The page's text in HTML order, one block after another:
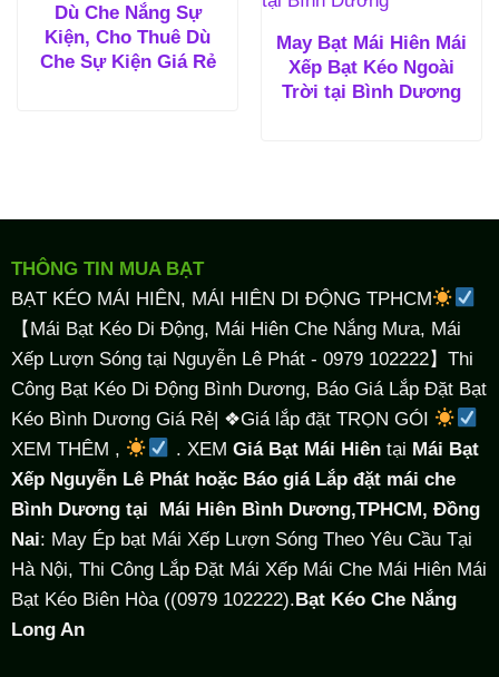
Dù Che Nắng Sự
Kiện, Cho Thuê Dù
Che Sự Kiện Giá Rẻ
May Bạt Mái Hiên Mái
Xếp Bạt Kéo Ngoài
Trời tại Bình Dương
THÔNG TIN MUA BẠT
BẠT KÉO MÁI HIÊN, MÁI HIÊN DI ĐỘNG TPHCM
【Mái Bạt Kéo Di Động, Mái Hiên Che Nắng Mưa, Mái
Xếp Lượn Sóng tại Nguyễn Lê Phát - 0979 102222】Thi
Công Bạt Kéo Di Động Bình Dương, Báo Giá Lắp Đặt Bạt
Kéo Bình Dương Giá Rẻ| ❖Giá lắp đặt TRỌN GÓI
XEM THÊM ,
. XEM Giá Bạt Mái Hiêntại Mái Bạt
Xếp Nguyễn Lê Phát hoặc Báo giá Lắp đặt mái che
Bình Dương tại Mái Hiên Bình Dương,TPHCM, Đồng
Nai: May Ép bạt Mái Xếp Lượn Sóng Theo Yêu Cầu Tại
Hà Nội, Thi Công Lắp Đặt Mái Xếp Mái Che Mái Hiên Mái
Bạt Kéo Biên Hòa ((0979 102222).Bạt Kéo Che Nắng
Long An